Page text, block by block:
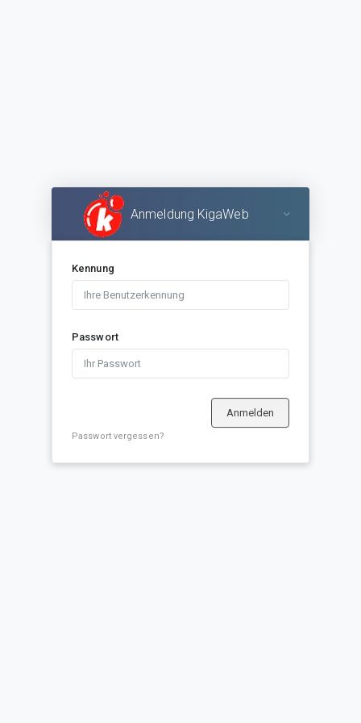
Anmeldung KigaWeb
Kennung
Passwort
Anmelden
Passwort vergessen?